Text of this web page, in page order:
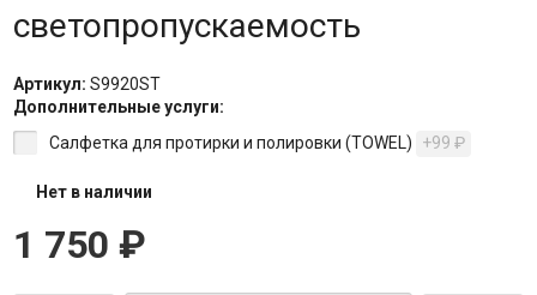
светопропускаемость
Артикул: S9920ST
Дополнительные услуги:
Салфетка для протирки и полировки (TOWEL)
+99 ₽
Нет в наличии
1 750 ₽